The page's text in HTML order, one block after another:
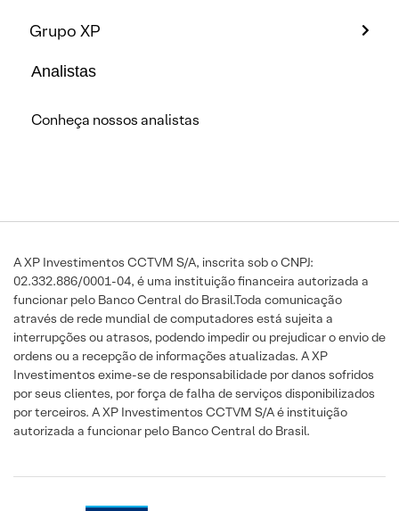
Grupo XP
Analistas
Conheça nossos analistas
A XP Investimentos CCTVM S/A, inscrita sob o CNPJ:
02.332.886/0001-04, é uma instituição financeira autorizada a
funcionar pelo Banco Central do Brasil.Toda comunicação
através de rede mundial de computadores está sujeita a
interrupções ou atrasos, podendo impedir ou prejudicar o envio de
ordens ou a recepção de informações atualizadas. A XP
Investimentos exime-se de responsabilidade por danos sofridos
por seus clientes, por força de falha de serviços disponibilizados
por terceiros. A XP Investimentos CCTVM S/A é instituição
autorizada a funcionar pelo Banco Central do Brasil.